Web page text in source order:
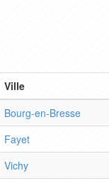
Ville
Bourg-en-Bresse
Fayet
Vichy